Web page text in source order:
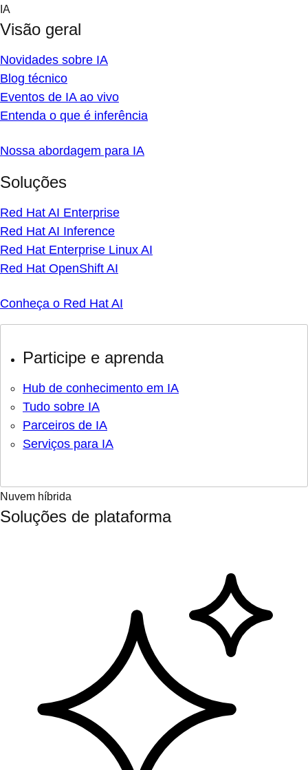
Skip
content
IA
Visão geral
Novidades sobre IA
Blog técnico
Eventos de IA ao vivo
Entenda o que é inferência
Nossa abordagem para IA
Soluções
Red Hat AI Enterprise
Red Hat AI Inference
Red Hat Enterprise Linux AI
Red Hat OpenShift AI
Conheça o Red Hat AI
Participe e aprenda
Hub de conhecimento em IA
Tudo sobre IA
Parceiros de IA
Serviços para IA
Nuvem híbrida
Soluções de plataforma